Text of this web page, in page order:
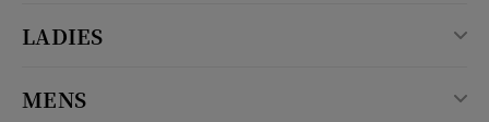
LADIES
MENS